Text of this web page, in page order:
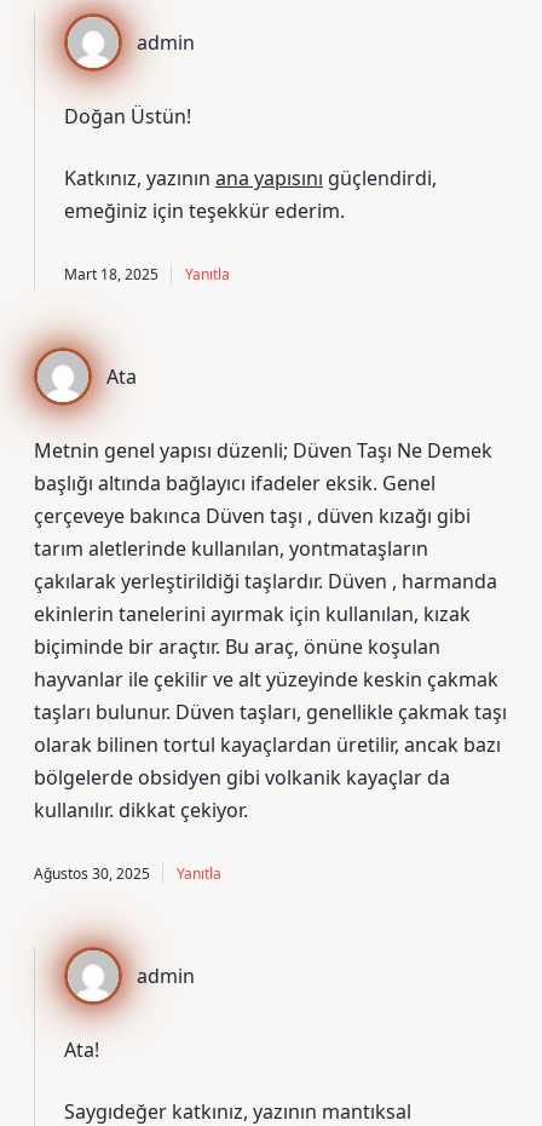
admin
Doğan Üstün!
Katkınız, yazının ana yapısını güçlendirdi,
emeğiniz için teşekkür ederim.
Mart 18, 2025 Yanıtla
Ata
Metnin genel yapısı düzenli; Düven Taşı Ne Demek
başlığı altında bağlayıcı ifadeler eksik. Genel
çerçeveye bakınca Düven taşı , düven kızağı gibi
tarım aletlerinde kullanılan, yontmataşların
çakılarak yerleştirildiği taşlardır. Düven , harmanda
ekinlerin tanelerini ayırmak için kullanılan, kızak
biçiminde bir araçtır. Bu araç, önüne koşulan
hayvanlar ile çekilir ve alt yüzeyinde keskin çakmak
taşları bulunur. Düven taşları, genellikle çakmak taşı
olarak bilinen tortul kayaçlardan üretilir, ancak bazı
bölgelerde obsidyen gibi volkanik kayaçlar da
kullanılır. dikkat çekiyor.
Ağustos 30, 2025 Yanıtla
admin
Ata!
Saygıdeğer katkınız, yazının mantıksal